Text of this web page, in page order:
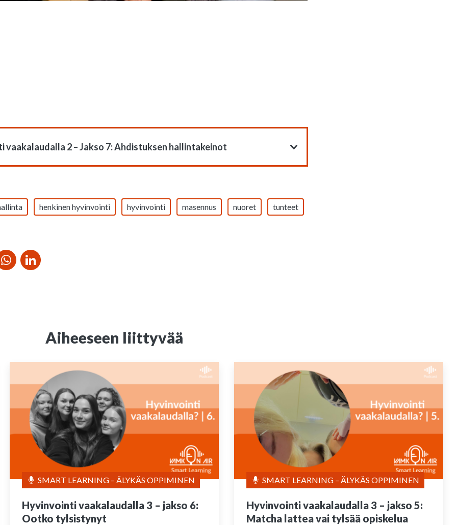
vaakalaudalla 2 – Jakso 7: Ahdistuksen hallintakeinot
henkinen hyvinvointi hyvinvointi masennus nuoret tunteet
Aiheeseen liittyvää
SMART LEARNING – ÄLYKÄS OPPIMINEN
Hyvinvointi vaakalaudalla 3 – jakso 6:
Ootko tylsistynyt
SMART LEARNING – ÄLYKÄS OPPIMINEN
Hyvinvointi vaakalaudalla 3 – jakso 5:
Matcha lattea vai tylsää opiskelua